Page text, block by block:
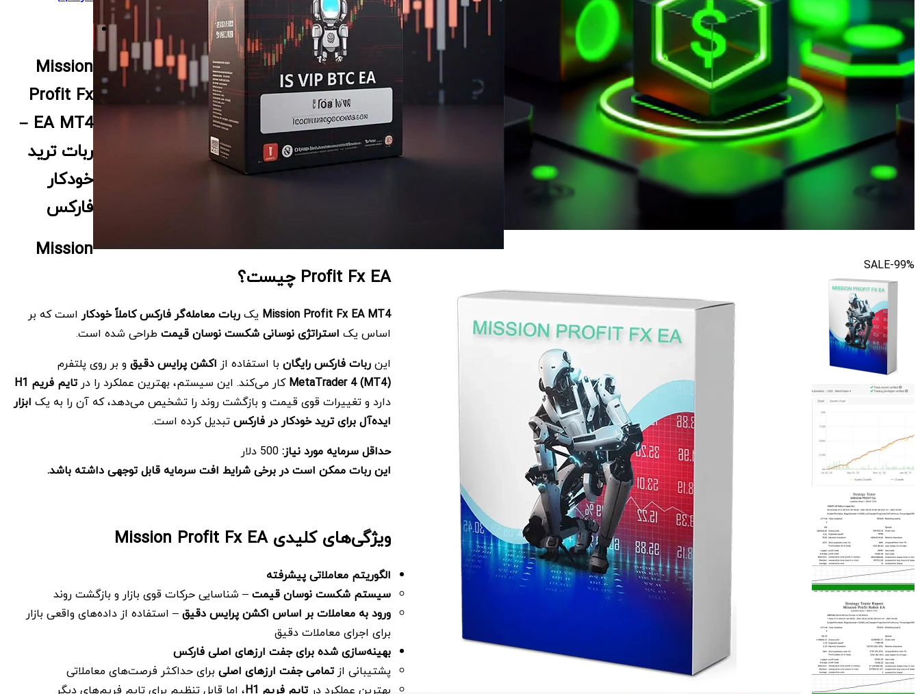
SALE-99%
Mission
Profit Fx
EA MT4 –
ربات ترید
خودکار
فارکس
Mission
Profit Fx EA چیست؟
Mission Profit Fx EA MT4 یکربات معامله‌گر فارکس کاملاً خودکاراست که بر
اساس یک استراتژی نوسانی شکست نوسان قیمت طراحی شده است.
اینربات فارکس رایگان با استفاده از اکشن پرایس دقیق و بر روی پلتفرم
MetaTrader 4 (MT4)کار می‌کند. این سیستم، بهترین عملکرد را درتایم فریم
دارد و تغییرات قوی قیمت و بازگشت روند را تشخیص می‌دهد، که آن را به یک ابزار
ایده‌آل برای ترید خودکار در فارکستبدیل کرده است.
حداقل سرمایه مورد نیاز:
این ربات ممکن است در برخی شرایط افت سرمایه قابل توجهی داشته باشد.
ویژگی‌های کلیدی Mission Profit Fx EA
الگوریتم معاملاتی پیشرفته
سیستم شکست نوسان قیمت– شناسایی حرکات قوی بازار و بازگشت روند
ورود به معاملات بر اساس اکشن پرایس دقیق– استفاده از داده‌های واقعی بازار
برای اجرای معاملات دقیق
بهینه‌سازی شده برای جفت ارزهای اصلی فارکس
پشتیبانی ازتمامی جفت ارزهای اصلی برای حداکثر فرصت‌های معاملاتی
بهترین عملکرد درتایم فریم
، اما قابل تنظیم برای تایم فریم‌های دیگر